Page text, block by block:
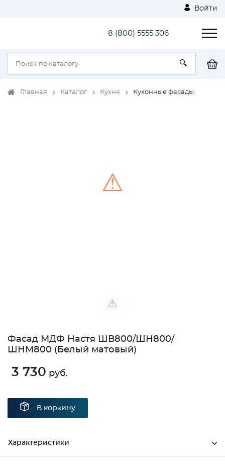
Войти
8 (800) 5555 306
Главная Каталог Кухня Кухонные фасады
⚠
⚠
Фасад МДФ Настя ШВ800/ШН800/
ШНМ800 (Белый матовый)
3 730 руб.
В корзину
Характеристики